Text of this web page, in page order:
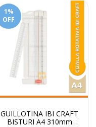
1%
OFF
GUILLOTINA IBI CRAFT
BISTURI A4 310mm